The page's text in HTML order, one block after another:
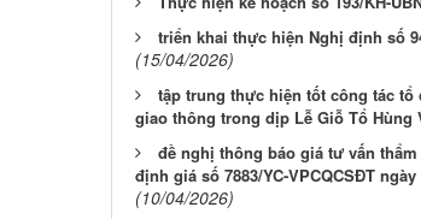
triển khai thực hiện Nghị định số
(15/04/2026)
tập trung thực hiện tốt công tác
giao thông trong dịp Lễ Giỗ Tổ Hùng
đề nghị thông báo giá tư vấn
định giá số 7883/YC-VPCQCSĐT
(10/04/2026)